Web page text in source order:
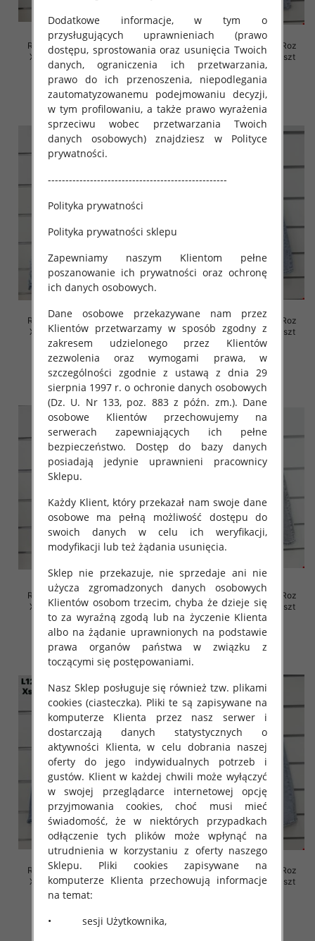
Rybaczki damskie jeansy Roz
XS-XL, 1 Kolor Paczka 10 szt
54.00 zł
szczegóły
Rybaczki damskie jeansy Roz
XS-XL, 1 Kolor Paczka 10 szt
52.00 zł
szczegóły
Rybaczki damskie jeansy Roz
XS-XL, 1 Kolor Paczka 10 szt
46.00 zł
szczegóły
Rybaczki damskie jeansy Roz
XS-XL, 1 Kolor Paczka 10 szt
46.00 zł
szczegóły
Rybaczki damskie jeansy Roz
XS-XL, 1 Kolor Paczka 10 szt
46.00 zł
szczegóły
Rybaczki damskie jeansy Roz
XS-XL, 1 Kolor Paczka 10 szt
45.00 zł
szczegóły
Rybaczki damskie jeansy Roz
XS-XL, 1 Kolor Paczka 10 szt
45.00 zł
szczegóły
Rybaczki damskie jeansy Roz
XS-XL, 1 Kolor Paczka 10 szt
Dodatkowe informacje, w tym o
przysługujących uprawnieniach (prawo
dostępu, sprostowania oraz usunięcia Twoich
danych, ograniczenia ich przetwarzania,
prawo do ich przenoszenia, niepodlegania
zautomatyzowanemu podejmowaniu decyzji,
w tym profilowaniu, a także prawo wyrażenia
sprzeciwu wobec przetwarzania Twoich
danych osobowych) znajdziesz w Polityce
prywatności.
---------------------------------------------------
Polityka prywatności
Polityka prywatności sklepu
Zapewniamy naszym Klientom pełne
poszanowanie ich prywatności oraz ochronę
ich danych osobowych.
Dane osobowe przekazywane nam przez
Klientów przetwarzamy w sposób zgodny z
zakresem udzielonego przez Klientów
zezwolenia oraz wymogami prawa, w
szczególności zgodnie z ustawą z dnia 29
sierpnia 1997 r. o ochronie danych osobowych
(Dz. U. Nr 133, poz. 883 z późn. zm.). Dane
osobowe Klientów przechowujemy na
serwerach zapewniających ich pełne
bezpieczeństwo. Dostęp do bazy danych
posiadają jedynie uprawnieni pracownicy
Sklepu.
Każdy Klient, który przekazał nam swoje dane
osobowe ma pełną możliwość dostępu do
swoich danych w celu ich weryfikacji,
modyfikacji lub też żądania usunięcia.
Sklep nie przekazuje, nie sprzedaje ani nie
użycza zgromadzonych danych osobowych
Klientów osobom trzecim, chyba że dzieje się
to za wyraźną zgodą lub na życzenie Klienta
albo na żądanie uprawnionych na podstawie
prawa organów państwa w związku z
toczącymi się postępowaniami.
Nasz Sklep posługuje się również tzw. plikami
cookies (ciasteczka). Pliki te są zapisywane na
komputerze Klienta przez nasz serwer i
dostarczają danych statystycznych o
aktywności Klienta, w celu dobrania naszej
oferty do jego indywidualnych potrzeb i
gustów. Klient w każdej chwili może wyłączyć
w swojej przeglądarce internetowej opcję
przyjmowania cookies, choć musi mieć
świadomość, że w niektórych przypadkach
odłączenie tych plików może wpłynąć na
utrudnienia w korzystaniu z oferty naszego
Sklepu. Pliki cookies zapisywane na
komputerze Klienta przechowują informacje
na temat:
• sesji Użytkownika,